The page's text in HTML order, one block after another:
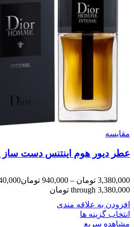
مقایسه
عطر دیور هوم اینتنس دست ساز
3,380,000 تومان –
940,000 تومان
through 3,380,000 تومان
افزودن به علاقه مندی
انتخاب گزینه ها
مشاهده سریع